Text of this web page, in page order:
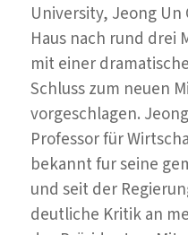
University, Jeong
Haus nach rund drei
mit einer
Schluss zum neuen
vorgeschlagen.
Professor für
bekannt fur seine
und seit der
deutliche Kritik an